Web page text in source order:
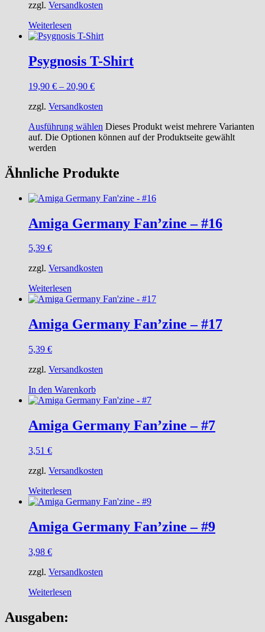
zzgl. Versandkosten
Weiterlesen
Psygnosis T-Shirt
19,90 € – 20,90 €
zzgl. Versandkosten
Ausführung wählen Dieses Produkt weist mehrere Varianten
auf. Die Optionen können auf der Produktseite gewählt
werden
Ähnliche Produkte
Amiga Germany Fan’zine – #16
5,39 €
zzgl. Versandkosten
Weiterlesen
Amiga Germany Fan’zine – #17
5,39 €
zzgl. Versandkosten
In den Warenkorb
Amiga Germany Fan’zine – #7
3,51 €
zzgl. Versandkosten
Weiterlesen
Amiga Germany Fan’zine – #9
3,98 €
zzgl. Versandkosten
Weiterlesen
Ausgaben: